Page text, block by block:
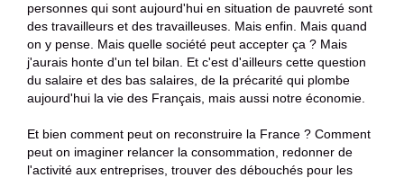
personnes qui sont aujourd'hui en situation de pauvreté sont
des travailleurs et des travailleuses. Mais enfin. Mais quand
on y pense. Mais quelle société peut accepter ça ? Mais
j'aurais honte d'un tel bilan. Et c'est d'ailleurs cette question
du salaire et des bas salaires, de la précarité qui plombe
aujourd'hui la vie des Français, mais aussi notre économie.
Et bien comment peut on reconstruire la France ? Comment
peut on imaginer relancer la consommation, redonner de
l'activité aux entreprises, trouver des débouchés pour les